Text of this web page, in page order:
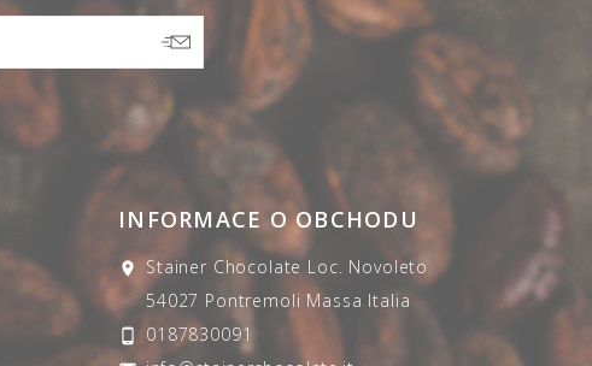
INFORMACE O OBCHODU
 Stainer Chocolate Loc. Novoleto
54027 Pontremoli Massa Italia
 0187830091